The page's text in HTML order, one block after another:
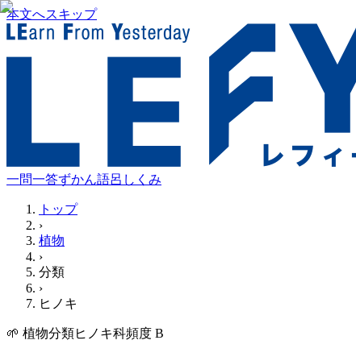
本文へスキップ
一問一答ずかん語呂 しくみ
トップ
›
植物
›
分類
›
ヒノキ
🌱 植物分類ヒノキ科頻度 B